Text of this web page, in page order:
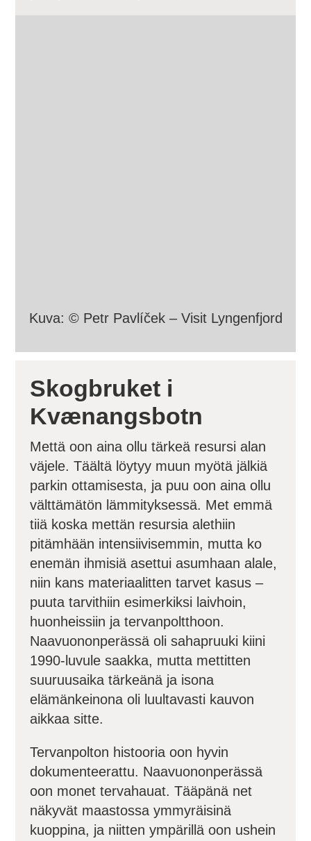
Kuva: © Petr Pavlíček – Visit Lyngenfjord
Skogbruket i
Kvænangsbotn
Mettä oon aina ollu tärkeä resursi alan
väjele. Täältä löytyy muun myötä jälkiä
parkin ottamisesta, ja puu oon aina ollu
välttämätön lämmityksessä. Met emmä
tiiä koska mettän resursia alethiin
pitämhään intensiivisemmin, mutta ko
enemän ihmisiä asettui asumhaan alale,
niin kans materiaalitten tarvet kasus –
puuta tarvithiin esimerkiksi laivhoin,
huonheissiin ja tervanpoltthoon.
Naavuononperässä oli sahapruuki kiini
1990-luvule saakka, mutta mettitten
suuruusaika tärkeänä ja isona
elämänkeinona oli luultavasti kauvon
aikkaa sitte.
Tervanpolton histooria oon hyvin
dokumenteerattu. Naavuononperässä
oon monet tervahauat. Tääpänä net
näkyvät maastossa ymmyräisinä
kuoppina, ja niitten ympärillä oon ushein